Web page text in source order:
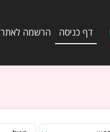
דף כניסה הרשמה לאתר